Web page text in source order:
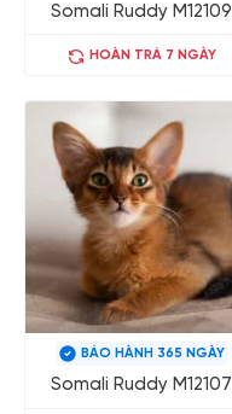
Somali Ruddy M12109
HOÀN TRẢ 7 NGÀY
BẢO HÀNH 365 NGÀY
Somali Ruddy M12107